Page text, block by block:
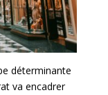
déterminante
va encadrer